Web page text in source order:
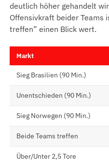
deutlich höher gehandelt
Offensivkraft beider Teams
treffen” einen Blick wert.
Markt
Sieg Brasilien (90 Min.)
Unentschieden (90 Min.)
Sieg Norwegen (90 Min.)
Beide Teams treffen
Über/Unter 2,5 Tore